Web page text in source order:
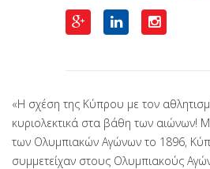
«Η σχέση της Κύπρου με τον
κυριολεκτικά στα βάθη των αιώνων!
των Ολυμπιακών Αγώνων το 1896,
συμμετείχαν στους Ολυμπιακούς